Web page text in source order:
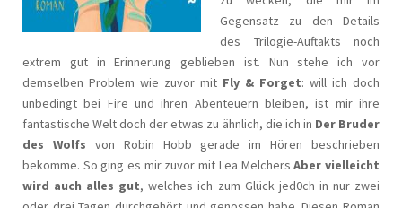
Gegensatz zu den Details
des Trilogie-Auftakts noch
extrem gut in Erinnerung geblieben ist. Nun stehe ich vor
demselben Problem wie zuvor mit Fly & Forget: will ich doch
unbedingt bei Fire und ihren Abenteuern bleiben, ist mir ihre
fantastische Welt doch der etwas zu ähnlich, die ich in Der Bruder
des Wolfs von Robin Hobb gerade im Hören beschrieben
bekomme. So ging es mir zuvor mit Lea MelchersAber vielleicht
wird auch alles gut, welches ich zum Glück jed0ch in nur zwei